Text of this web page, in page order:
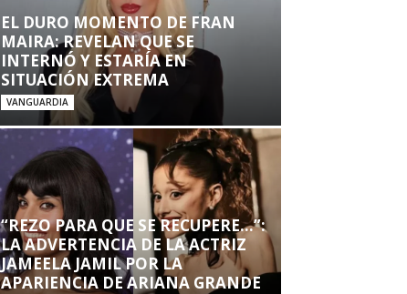
EL DURO MOMENTO DE FRAN
MAIRA: REVELAN QUE SE
INTERNÓ Y ESTARÍA EN
SITUACIÓN EXTREMA
VANGUARDIA
“REZO PARA QUE SE RECUPERE…”:
LA ADVERTENCIA DE LA ACTRIZ
JAMEELA JAMIL POR LA
APARIENCIA DE ARIANA GRANDE